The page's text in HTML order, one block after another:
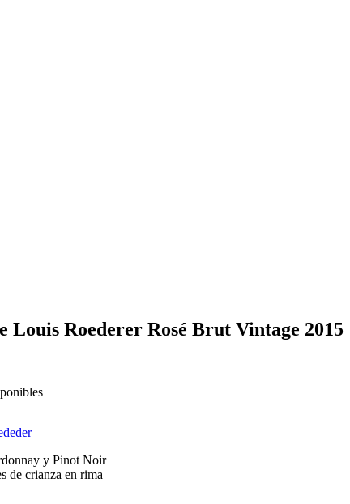
Louis Roederer Rosé Brut Vintage 2015
y Pinot Noir
de crianza en rima